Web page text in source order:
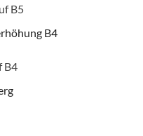
B5
B4
B4